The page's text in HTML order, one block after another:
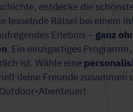
entdecke die
fesselnde Rätsel bei einem
Erlebnis – ganz
. Ein einzigartiges
ist. Wähle eine
deine Freunde zusammen
Abenteuer!